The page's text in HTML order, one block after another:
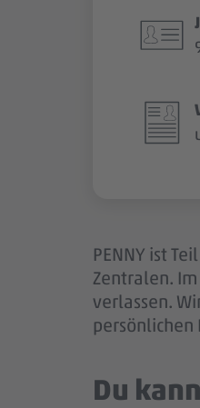
PENNY ist
Zentralen.
verlassen.
persönlichen
Du